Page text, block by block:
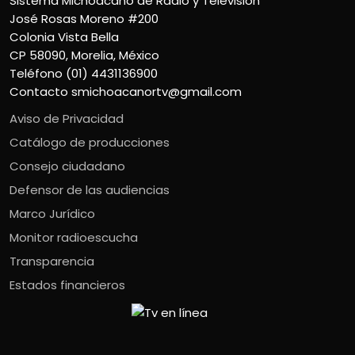
José Rosas Moreno #200
Colonia Vista Bella
CP 58090, Morelia, México
Teléfono (01) 4431136900
Contacto smichoacanortv@gmail.com
Aviso de Privacidad
Catálogo de producciones
Consejo ciudadano
Defensor de las audiencias
Marco Jurídico
Monitor radioescucha
Transparencia
Estados financieros